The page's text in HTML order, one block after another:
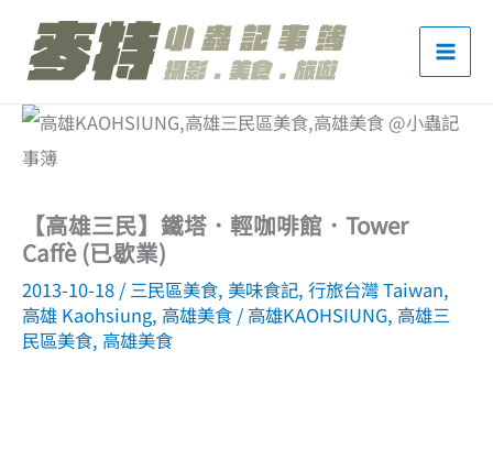
【高雄三民】鐵塔．輕咖啡館．Tower
Caffè (已歇業)
2013-10-18 / 三民區美食, 美味食記, 行旅台灣 Taiwan,
高雄 Kaohsiung, 高雄美食 / 高雄KAOHSIUNG, 高雄三
民區美食, 高雄美食